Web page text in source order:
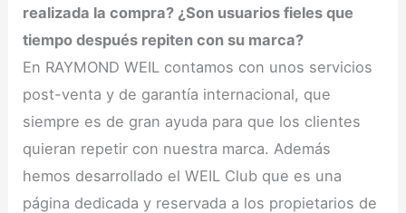
realizada la compra? ¿Son usuarios fieles que
tiempo después repiten con su marca?
En RAYMOND WEIL contamos con unos servicios
post-venta y de garantía internacional, que
siempre es de gran ayuda para que los clientes
quieran repetir con nuestra marca. Además
hemos desarrollado el WEIL Club que es una
página dedicada y reservada a los propietarios de